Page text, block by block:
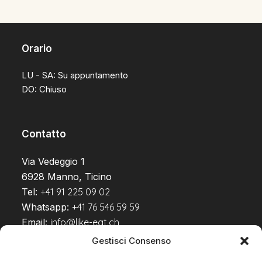
Gestisci Consenso
Orario
LU - SA: Su appuntamento
DO: Chiuso
Contatto
Via Vedeggio 1
6928 Manno, Ticino
Tel:+41 91 225 09 02
Whatsapp:+41 76 546 59 59
Email:info@like-eat.ch